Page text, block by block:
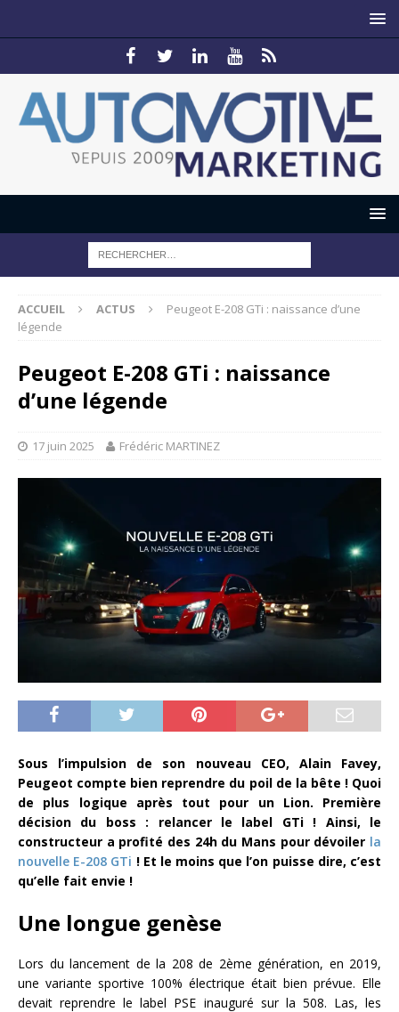
ACCUEIL ACTUS
Peugeot E-208 GTi : naissance d’une
légende
Peugeot E-208 GTi : naissance
d’une légende
17 juin 2025 Frédéric MARTINEZ
Sous l’impulsion de son nouveau CEO, Alain Favey,
Peugeot compte bien reprendre du poil de la bête ! Quoi
de plus logique après tout pour un Lion. Première
décision du boss : relancer le label GTi ! Ainsi, le
constructeur a profité des 24h du Mans pour dévoiler la
nouvelle E-208 GTi ! Et le moins que l’on puisse dire, c’est
qu’elle fait envie !
Une longue genèse
Lors du lancement de la 208 de 2ème génération, en 2019,
une variante sportive 100% électrique était bien prévue. Elle
devait reprendre le label PSE inauguré sur la 508. Las, les